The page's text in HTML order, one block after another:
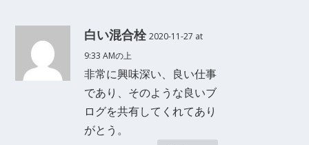
白い混合栓 2020-11-27 at
9:33 AMの上
非常に興味深い、良い仕事
であり、そのような良いブ
ログを共有してくれてあり
がとう。